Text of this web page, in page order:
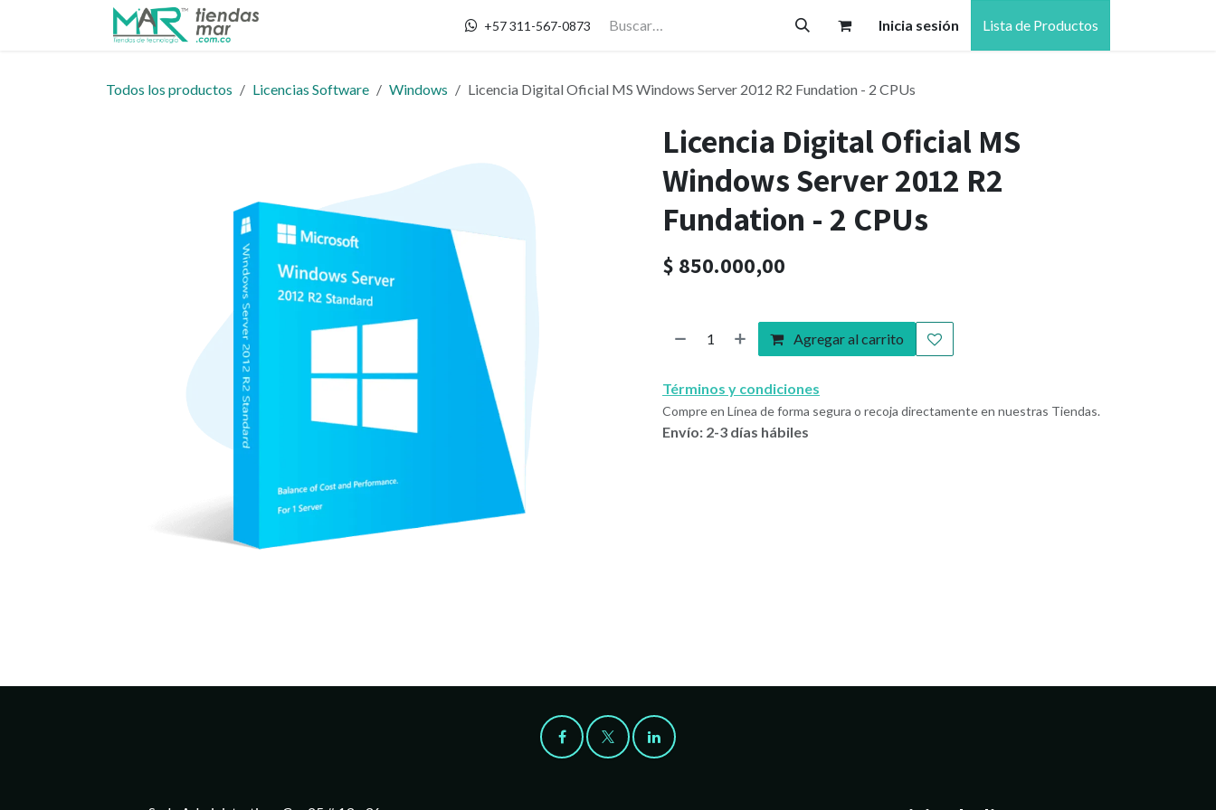
Contáctanos +57 311-567-0873 Inicia sesión Lista de Productos
Todos los productos Licencias Software Windows Licencia Digital Oficial MS Windows Server 2012 R2 Fundation - 2 CPUs
Licencia Digital Oficial MS
Windows Server 2012 R2
Fundation - 2 CPUs
$ 850.000,00
Agregar al carrito
Términos y condiciones
Compre en Línea de forma segura o recoja directamente en nuestras Tiendas.
Envío: 2-3 días hábiles